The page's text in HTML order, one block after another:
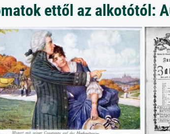
ettől az alkotótól: